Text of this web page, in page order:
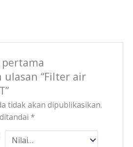
pertama
“Filter air
tidak akan dipublikasikan.
*